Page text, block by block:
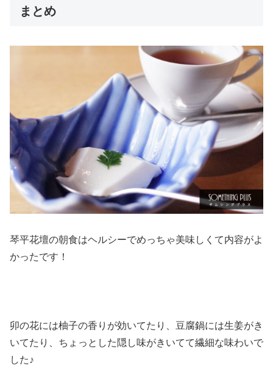
まとめ
琴平花壇の朝食はヘルシーでめっちゃ美味しくて内容がよ
かったです！
卯の花には柚子の香りが効いてたり、豆腐鍋には生姜がき
いてたり、ちょっとした隠し味がきいてて繊細な味わいで
した♪